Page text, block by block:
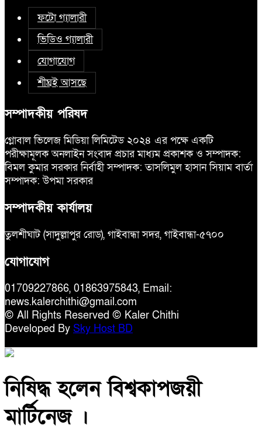
ফটো গ্যালারী
ভিডিও গ্যালারী
যোগাযোগ
শীঘ্রই আসছে
সম্পাদকীয় পরিষদ
গ্লোবাল ভিলেজ মিডিয়া লিমিটেড ২০২৪ এর পক্ষে একটি
পরীক্ষামূলক অনলাইন সংবাদ প্রচার মাধ্যম প্রকাশক ও সম্পাদক:
বিমল কুমার সরকার নির্বাহী সম্পাদক: তাসলিমুল হাসান সিয়াম বার্তা
সম্পাদক: উপমা সরকার
সম্পাদকীয় কার্যালয়
তুলশীঘাট (সাদুল্লাপুর রোড), গাইবান্ধা সদর, গাইবান্ধা-৫৭০০
যোগাযোগ
01709227866, 01863975843, Email:
news.kalerchithi@gmail.com
© All Rights Reserved © Kaler Chithi
Developed By Sky Host BD
নিষিদ্ধ হলেন বিশ্বকাপজয়ী
মার্টিনেজ ।